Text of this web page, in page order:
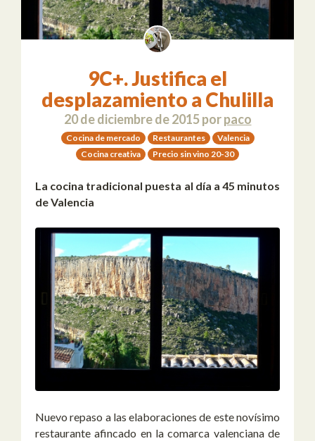
9C+. Justifica el
desplazamiento a Chulilla
20 de diciembre de 2015porpaco
Cocina de mercado Restaurantes
Valencia
Cocina creativa
Precio sin vino 20-30
La cocina tradicional puesta al día a 45 minutos
de Valencia
Nuevo repaso a las elaboraciones de este novísimo
restaurante afincado en la comarca valenciana de